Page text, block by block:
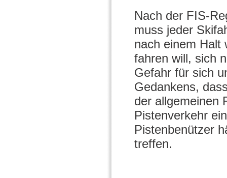
Nach der FIS-
muss jeder
nach einem Halt
fahren will, sich
Gefahr für sich
Gedankens,
der allgemeinen
Pistenverkehr
Pistenbenützer
treffen.